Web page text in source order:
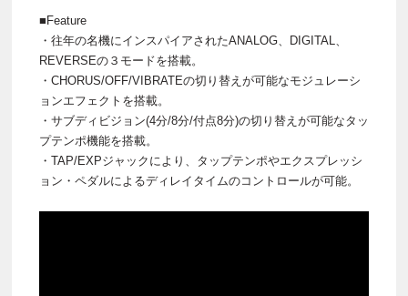
■Feature
・往年の名機にインスパイアされたANALOG、DIGITAL、
REVERSEの３モードを搭載。
・CHORUS/OFF/VIBRATEの切り替えが可能なモジュレーシ
ョンエフェクトを搭載。
・サブディビジョン(4分/8分/付点8分)の切り替えが可能なタッ
プテンポ機能を搭載。
・TAP/EXPジャックにより、タップテンポやエクスプレッシ
ョン・ペダルによるディレイタイムのコントロールが可能。